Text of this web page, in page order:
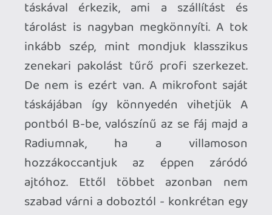
600-at? A hangja száz százalékos
minőséget hoz podcastben, minimális
utómunka-igénnyel. A saját zajszintje
ilyen körülmények között szinte nem is
létezik, ezt ReaFIR pluginnal, és annak
automatikus zajkarakter-építő
funkciójával gyorsan meg is lehetett